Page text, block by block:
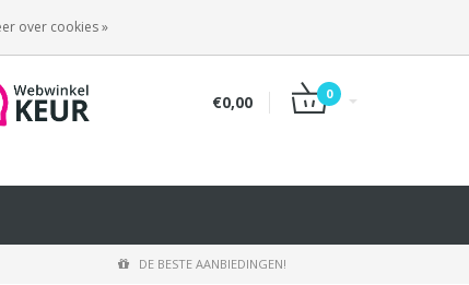
€0,00 0
DE BESTE AANBIEDINGEN!
over cookies »